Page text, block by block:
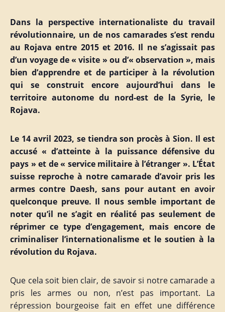
Dans la perspective internationaliste du travail
révolutionnaire, un de nos camarades s’est rendu
au Rojava entre 2015 et 2016. Il ne s’agissait pas
d’un voyage de « visite » ou d’« observation », mais
bien d’apprendre et de participer à la révolution
qui se construit encore aujourd’hui dans le
territoire autonome du nord-est de la Syrie, le
Rojava.
Le 14 avril 2023, se tiendra son procès à Sion. Il est
accusé « d’atteinte à la puissance défensive du
pays » et de « service militaire à l’étranger ». L’État
suisse reproche à notre camarade d’avoir pris les
armes contre Daesh, sans pour autant en avoir
quelconque preuve. Il nous semble important de
noter qu’il ne s’agit en réalité pas seulement de
réprimer ce type d’engagement, mais encore de
criminaliser l’internationalisme et le soutien à la
révolution du Rojava.
Que cela soit bien clair, de savoir si notre camarade a
pris les armes ou non, n’est pas important. La
répression bourgeoise fait en effet une différence